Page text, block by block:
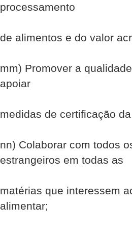
processamento
de alimentos e do valor
mm) Promover a
apoiar
medidas de certificação
nn) Colaborar com todos
estrangeiros em todas as
matérias que interessem
alimentar;